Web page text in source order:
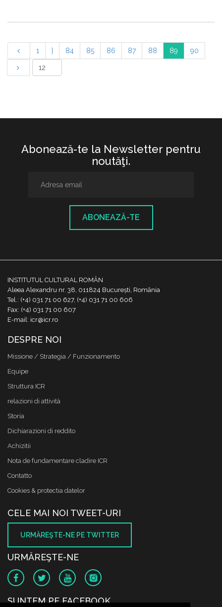
1 84 85 86 87 88 89 90
Abonează-te la Newsletter pentru
noutăţi.
ABONEAZĂ-TE
INSTITUTUL CULTURAL ROMÂN
Aleea Alexandru nr. 38, 011824 București, România
Tel.: (+4) 031 71 00 627, (+4) 031 71 00 606
Fax: (+4) 031 71 00 607
E-mail: icr@icr.ro
DESPRE NOI
Missione / Strategia / Funzionamento
Equipe
Struttura ICR
relazioni di attività
Storia
Dichiarazioni di reddito
Achizitii
Nota de fundamentare cladire ICR
Contatto
Cookies & protectia datelor
CELE MAI NOI TWEET-URI
URMĂREŞTE-NE PE TWITTER
URMĂREŞTE-NE
SUNTEM PE FACEBOOK